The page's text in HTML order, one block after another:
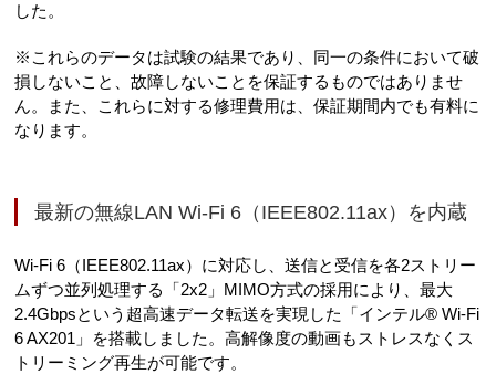
した。
※これらのデータは試験の結果であり、同一の条件において破
損しないこと、故障しないことを保証するものではありませ
ん。また、これらに対する修理費用は、保証期間内でも有料に
なります。
最新の無線LAN Wi-Fi 6（IEEE802.11ax）を内蔵
Wi-Fi 6（IEEE802.11ax）に対応し、送信と受信を各2ストリー
ムずつ並列処理する「2x2」MIMO方式の採用により、最大
2.4Gbpsという超高速データ転送を実現した「インテル® Wi-Fi
6 AX201」を搭載しました。高解像度の動画もストレスなくス
トリーミング再生が可能です。